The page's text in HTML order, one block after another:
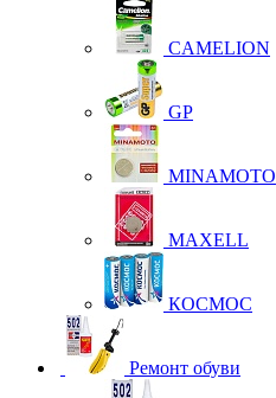
CAMELION
GP
MINAMOTO
MAXELL
КОСМОС
Ремонт обуви